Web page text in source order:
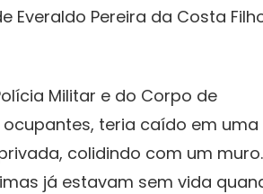
Everaldo Pereira da Costa
Militar e do Corpo de
teria caído em uma
colidindo com um muro.
já estavam sem vida